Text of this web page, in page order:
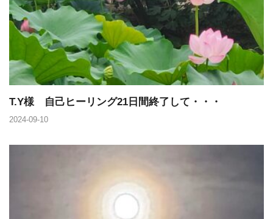
T.Y様 自己ヒーリング21日間終了して・・・
2024-09-10